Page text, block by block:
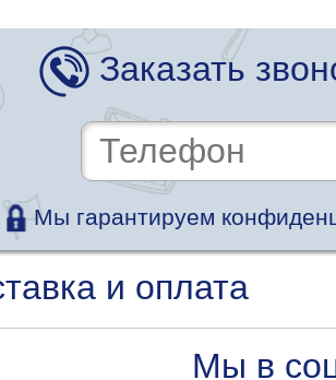
Заказать
Мы гарантируем
и оплата
Мы в